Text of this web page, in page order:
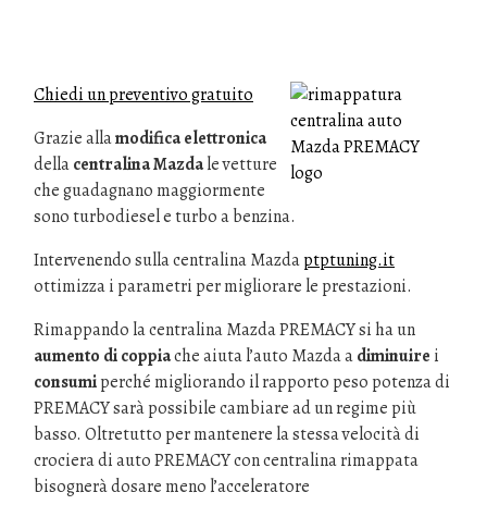
Chiedi un preventivo gratuito
Grazie allamodifica elettronica
dellacentralina Mazdale vetture
che guadagnano maggiormente
sono turbodiesel e turbo a benzina.
Intervenendo sulla centralina Mazdaptptuning.it
ottimizza i parametri per migliorare le prestazioni.
Rimappando la centralina Mazda PREMACY si ha un
aumento di coppiache aiuta l’auto Mazda adiminuire i
consumiperché migliorando il rapporto peso potenza di
PREMACY sarà possibile cambiare ad un regime più
basso. Oltretutto per mantenere la stessa velocità di
crociera di auto PREMACY con centralina rimappata
bisognerà dosare meno l’acceleratore